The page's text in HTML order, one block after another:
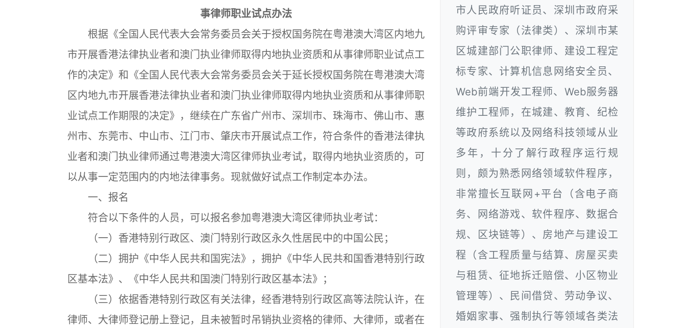
事律师职业试点办法
根据《全国人民代表大会常务委员会关于授权国务院在粤港澳大湾区内地九
市开展香港法律执业者和澳门执业律师取得内地执业资质和从事律师职业试点工
作的决定》和《全国人民代表大会常务委员会关于延长授权国务院在粤港澳大湾
区内地九市开展香港法律执业者和澳门执业律师取得内地执业资质和从事律师职
业试点工作期限的决定》，继续在广东省广州市、深圳市、珠海市、佛山市、惠
州市、东莞市、中山市、江门市、肇庆市开展试点工作，符合条件的香港法律执
业者和澳门执业律师通过粤港澳大湾区律师执业考试，取得内地执业资质的，可
以从事一定范围内的内地法律事务。现就做好试点工作制定本办法。
一、报名
符合以下条件的人员，可以报名参加粤港澳大湾区律师执业考试：
（一）香港特别行政区、澳门特别行政区永久性居民中的中国公民；
（二）拥护《中华人民共和国宪法》，拥护《中华人民共和国香港特别行政
区基本法》、《中华人民共和国澳门特别行政区基本法》；
（三）依据香港特别行政区有关法律，经香港特别行政区高等法院认许，在
律师、大律师登记册上登记，且未被暂时吊销执业资格的律师、大律师，或者在
市人民政府听证员、深圳市政府采
购评审专家（法律类）、深圳市某
区城建部门公职律师、建设工程定
标专家、计算机信息网络安全员、
Web前端开发工程师、Web服务器
维护工程师，在城建、教育、纪检
等政府系统以及网络科技领域从业
多年，十分了解行政程序运行规
则，颇为熟悉网络领域软件程序，
非常擅长互联网+平台（含电子商
务、网络游戏、软件程序、数据合
规、区块链等）、房地产与建设工
程（含工程质量与结算、房屋买卖
与租赁、征地拆迁赔偿、小区物业
管理等）、民间借贷、劳动争议、
婚姻家事、强制执行等领域各类法